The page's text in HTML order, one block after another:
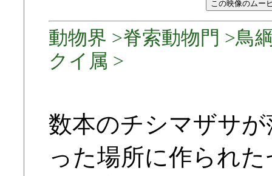
動物界 >脊索動物門 >鳥
クイ属 >
数本のチシマザサ
った場所に作られ